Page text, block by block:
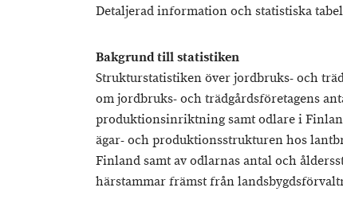
Detaljerad information och statistiska
Bakgrund till statistiken
Strukturstatistiken över jordbruks- och
om jordbruks- och trädgårdsföretagens
produktionsinriktning samt odlare i
ägar- och produktionsstrukturen hos
Finland samt av odlarnas antal och
härstammar främst från